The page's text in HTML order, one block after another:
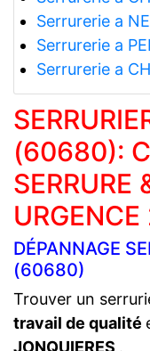
Serrurerie a
Serrurerie a
Serrurerie a
(60680):
SERRURE
DÉPANNAGE
(60680)
Trouver un
travail de qualité
JONQUIERES .